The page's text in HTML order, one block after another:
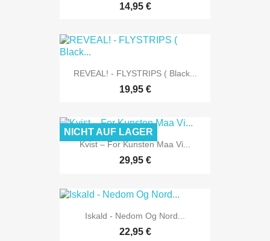
14,95 €
REVEAL! - FLYSTRIPS ( Black...
19,95 €
Kvist ‎– For Kunsten Maa Vi...
29,95 €
NICHT AUF LAGER
Iskald - Nedom Og Nord...
22,95 €